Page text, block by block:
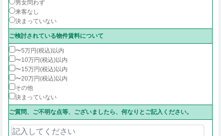
男女問わず
来客なし
決まっていない
ご検討されている物件賃料について
〜5万円(税込)以内
〜10万円(税込)以内
〜15万円(税込)以内
〜20万円(税込)以内
その他
決まっていない
ご質問、ご不明な点等、ございましたら、何なりとご記入ください。